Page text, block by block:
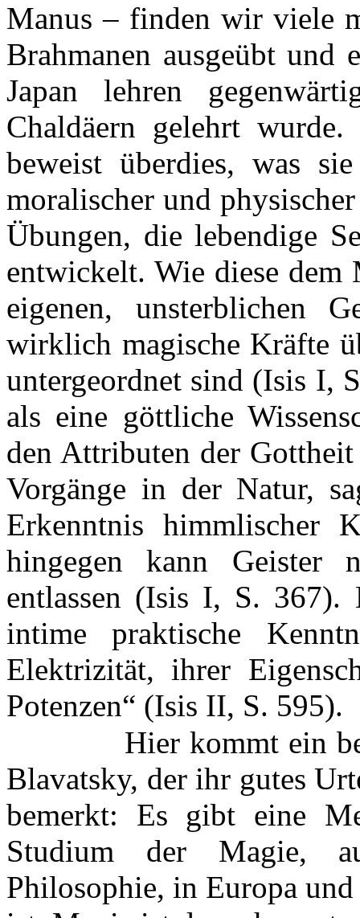
Manus – finden wir viele
Brahmanen ausgeübt
Japan lehren
Chaldäern gelehrt
beweist überdies, was
moralischer und
Übungen, die lebendige
entwickelt. Wie diese dem
eigenen, unsterblichen
wirklich magische Kräfte
untergeordnet sind (Isis I,
als eine göttliche
den Attributen der
Vorgänge in der Natur,
Erkenntnis himmlischer
hingegen kann Geister
entlassen (Isis I, S.
intime praktische
Elektrizität, ihrer
Potenzen“ (Isis II, S. 595).
Hier kommt ein
Blavatsky, der ihr gutes
bemerkt: Es gibt eine
Studium der Magie,
Philosophie, in Europa